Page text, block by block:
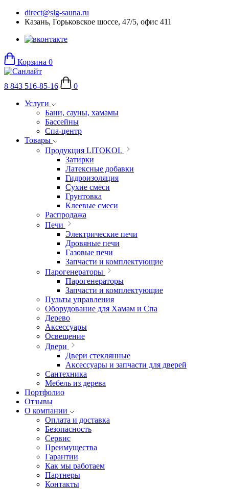
direct@slg-sauna.ru
Казань, Горьковское шоссе, 47/5, офис 411
Корзина 0
8 843 516-85-16
0
Услуги
Бани, сауны, хамамы
Бассейны
Спа-центр
Товары
Продукция LITOKOL
Затирки
Латексные добавки
Гидроизоляция
Сухие смеси
Грунтовка
Клеевые смеси
Распродажа
Печи
Электрические печи
Дровяные печи
Газовые печи
Запчасти и комплектующие
Парогенераторы
Парогенераторы
Запчасти и комплектующие
Пульты управления
Оборудование для Хамам и Спа
Дерево
Аксессуары
Освещение
Двери
Двери стеклянные
Аксессуары и запчасти для дверей
Сантехника
Мебель из дерева
Портфолио
Отзывы
О компании
Оплата и доставка
Безопасность
Сервис
Преимущества
Гарантии
Как мы работаем
Партнеры
Контакты